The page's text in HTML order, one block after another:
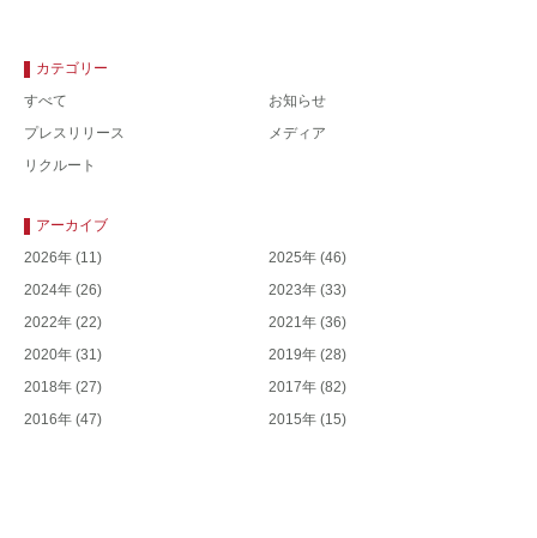
カテゴリー
すべて
お知らせ
プレスリリース
メディア
リクルート
アーカイブ
2026年 (11) 2025年 (46)
2024年 (26) 2023年 (33)
2022年 (22) 2021年 (36)
2020年 (31) 2019年 (28)
2018年 (27) 2017年 (82)
2016年 (47) 2015年 (15)